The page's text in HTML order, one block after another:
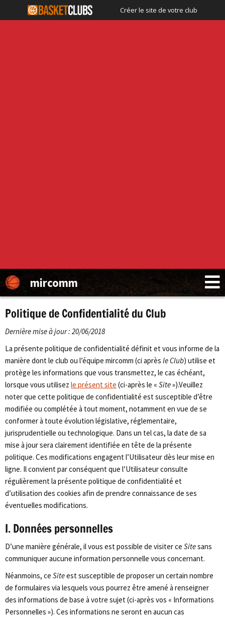
Créer le site de votre club
mircomm
Politique de Confidentialité du Club
Dernière mise à jour : 20/06/2018
La présente politique de confidentialité définit et vous informe de la
manière dont le club ou l’équipe mircomm (ci après le Club) utilise et
protège les informations que vous transmettez, le cas échéant,
lorsque vous utilisez le présent site (ci-après le « Site»).Veuillez
noter que cette politique de confidentialité est susceptible d’être
modifiée ou complétée à tout moment, notamment en vue de se
conformer à toute évolution législative, réglementaire,
jurisprudentielle ou technologique. Dans un tel cas, la date de sa
mise à jour sera clairement identifiée en tête de la présente
politique. Ces modifications engagent l’Utilisateur dès leur mise en
ligne. Il convient par conséquent que l’Utilisateur consulte
régulièrement la présente politique de confidentialité et
d’utilisation des cookies afin de prendre connaissance de ses
éventuelles modifications.
I. Données personnelles
D’une manière générale, il vous est possible de visiter ce Sitesans
communiquer aucune information personnelle vous concernant.
Néanmoins, ce Siteest susceptible de proposer un certain nombre
de formulaires via lesquels vous pourrez être amené à renseigner
des informations de base à votre sujet (ci-après vos « Informations
Personnelles »). Ces informations ne seront en aucun cas